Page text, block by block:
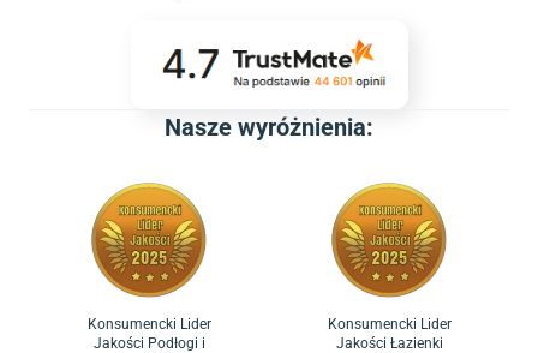
Nasze wyróżnienia:
Konsumencki Lider
Jakości Podłogi i
Konsumencki Lider
Jakości Łazienki